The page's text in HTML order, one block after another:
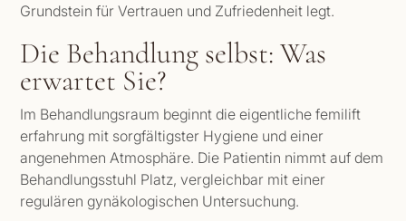
Grundstein für Vertrauen und Zufriedenheit legt.
Die Behandlung selbst: Was
erwartet Sie?
Im Behandlungsraum beginnt die eigentliche femilift
erfahrung mit sorgfältigster Hygiene und einer
angenehmen Atmosphäre. Die Patientin nimmt auf dem
Behandlungsstuhl Platz, vergleichbar mit einer
regulären gynäkologischen Untersuchung.